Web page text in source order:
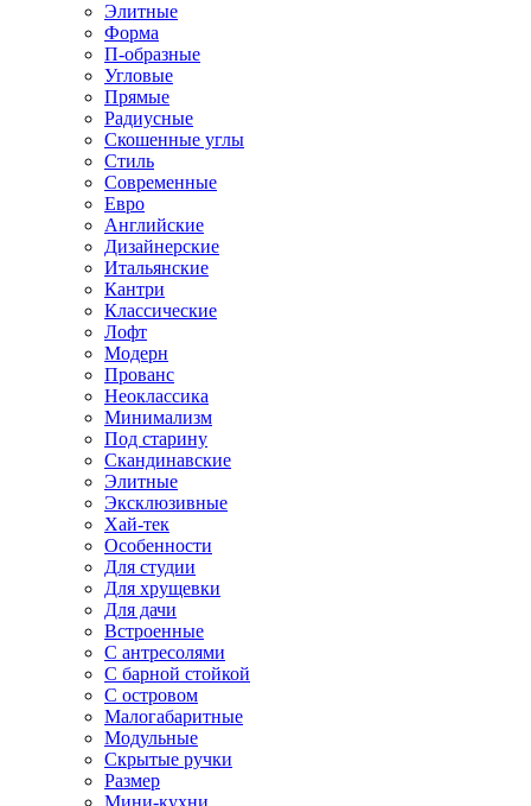
Элитные
Форма
П-образные
Угловые
Прямые
Радиусные
Скошенные углы
Стиль
Современные
Евро
Английские
Дизайнерские
Итальянские
Кантри
Классические
Лофт
Модерн
Прованс
Неоклассика
Минимализм
Под старину
Скандинавские
Элитные
Эксклюзивные
Хай-тек
Особенности
Для студии
Для хрущевки
Для дачи
Встроенные
С антресолями
С барной стойкой
С островом
Малогабаритные
Модульные
Скрытые ручки
Размер
Мини-кухни